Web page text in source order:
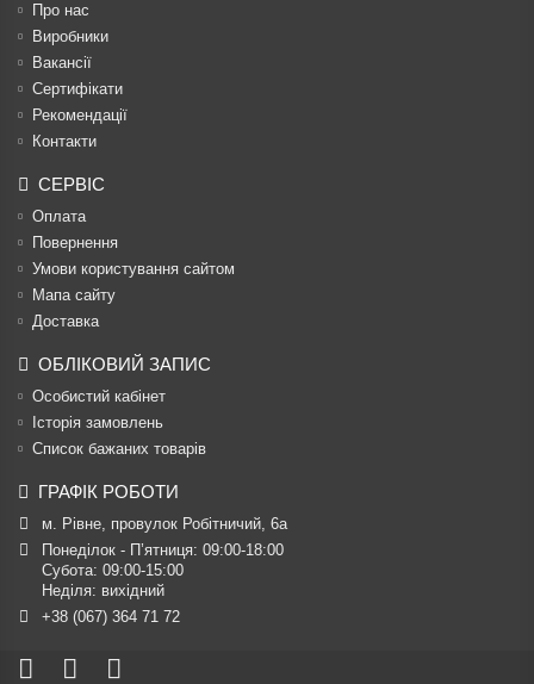
Про нас
Виробники
Вакансії
Сертифікати
Рекомендації
Контакти
СЕРВІС
Оплата
Повернення
Умови користування сайтом
Мапа сайту
Доставка
ОБЛІКОВИЙ ЗАПИС
Особистий кабінет
Історія замовлень
Список бажаних товарів
ГРАФІК РОБОТИ
м. Рівне, провулок Робітничий, 6а
Понеділок - П’ятниця: 09:00-18:00
Субота: 09:00-15:00
Неділя: вихідний
+38 (067) 364 71 72